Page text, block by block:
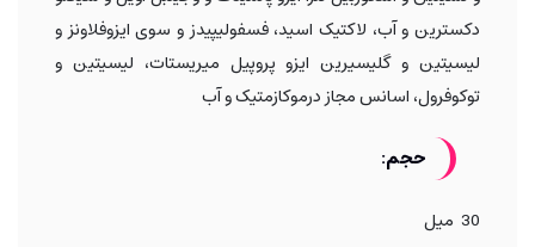
دکسترین و آب، لاکتیک اسید، فسفولیپیدز و سوی ایزوفلاونز و
لیسیتین و گلیسیرین ایزو پروپیل میریستات، لیسیتین و
توکوفرول، اسانس مجاز درموکازمتیک و آب
حجم:
30 میل